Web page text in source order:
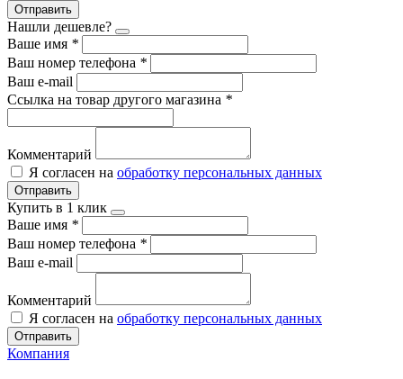
Отправить
Нашли дешевле?
Ваше имя *
Ваш номер телефона *
Ваш e-mail
Ссылка на товар другого магазина *
Комментарий
Я согласен на обработку персональных данных
Отправить
Купить в 1 клик
Ваше имя *
Ваш номер телефона *
Ваш e-mail
Комментарий
Я согласен на обработку персональных данных
Отправить
Компания